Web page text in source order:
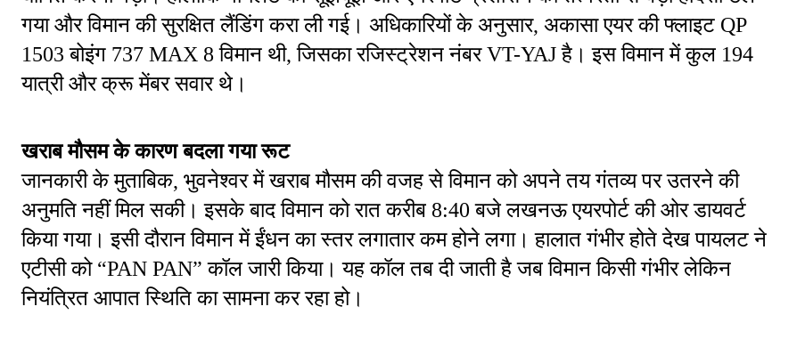
गया और विमान की सुरक्षित लैंडिंग करा ली गई। अधिकारियों के अनुसार, अकासा एयर की फ्लाइट QP
1503 बोइंग 737 MAX 8 विमान थी, जिसका रजिस्ट्रेशन नंबर VT-YAJ है। इस विमान में कुल 194
यात्री और क्रू मेंबर सवार थे।
खराब मौसम के कारण बदला गया रूट
जानकारी के मुताबिक, भुवनेश्वर में खराब मौसम की वजह से विमान को अपने तय गंतव्य पर उतरने की
अनुमति नहीं मिल सकी। इसके बाद विमान को रात करीब 8:40 बजे लखनऊ एयरपोर्ट की ओर डायवर्ट
किया गया। इसी दौरान विमान में ईंधन का स्तर लगातार कम होने लगा। हालात गंभीर होते देख पायलट ने
एटीसी को “PAN PAN” कॉल जारी किया। यह कॉल तब दी जाती है जब विमान किसी गंभीर लेकिन
नियंत्रित आपात स्थिति का सामना कर रहा हो।